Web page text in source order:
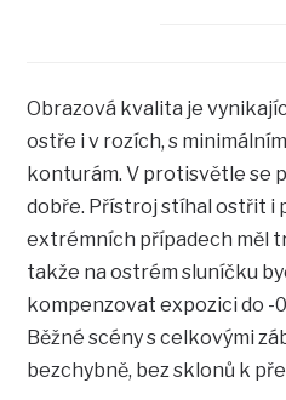
Obrazová kvalita je
ostře i v rozích, s
konturám. V protisvětle se
dobře. Přístroj stíhal ostřit i
extrémních případech měl
takže na ostrém sluníčku
kompenzovat expozici do -
Běžné scény s celkovými
bezchybně, bez sklonů k